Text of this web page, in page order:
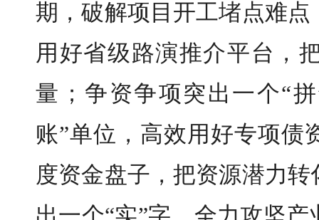
期，破解项目开工堵点难
用好省级路演推介平台，
量；争资争项突出一个“
账”单位，高效用好专项债
度资金盘子，把资源潜力